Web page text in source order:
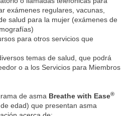
exámenes regulares, vacunas,
salud para la mujer (exámenes de
para otros servicios que
temas de salud, que podrá
o a los Servicios para Miembros
de asma Breathe with Ease®
edad) que presentan asma